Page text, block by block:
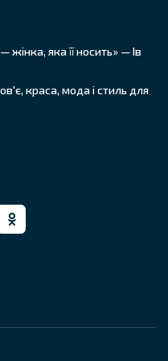
яка її носить» — Ів
краса, мода і стиль для